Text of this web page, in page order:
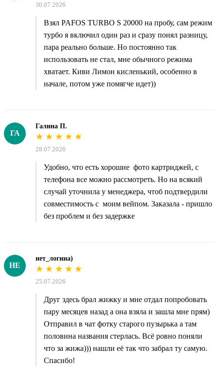
30.07.2026
Взял PAFOS TURBO S 20000 на пробу, сам режим
турбо я включил один раз и сразу понял разницу,
пара реально больше. Но постоянно так
использовать не стал, мне обычного режима
хватает. Киви Лимон кисленький, особенно в
начале, потом уже помягче идет))
ГА
Галина П.
28.07.2026
Удобно, что есть хорошие фото картриджей, с
телефона все можно рассмотреть. Но на всякий
случай уточнила у менеджера, чтоб подтвердили
совместимость с моим вейпом. Заказала - пришло
без проблем и без задержке
НЕ
нет_логина)
25.07.2026
Друг здесь брал жижку и мне отдал попробовать
пару месяцев назад а она взяла и зашла мне прям)
Отправил в чат фотку старого пузырька а там
половина названия стерлась. Всё ровно поняли
что за жижа))) нашли её так что забрал ту самую.
Спасибо!